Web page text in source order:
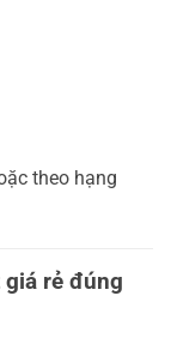
theo hạng
rẻ đúng